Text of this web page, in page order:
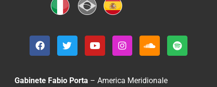
Gabinete Fabio Porta – America Meridionale